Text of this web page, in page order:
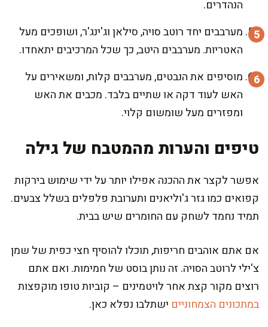
הנהדרים.
מערבבים יחד רוטב סויה, סילאן וג'ינג'ר, ושופכים מעל
האטריות. מערבבים היטב, כך שכל המרכיבים יתאחדו.
מוסיפים את הנבטים, מערבבים קלות, ומשאירים על
האש לעוד דקה או שתיים בלבד. מכבים את האש
ומפזרים מעל שומשום קלוי.
טיפים והערות מהמטבח של גילה
אפשר לקצר את ההכנה אפילו יותר על ידי שימוש בירקות
קפואים כמו גזר ג'וליאנים ותערובת פלפלים בשלל צבעים.
תמיד נחמד לשחק עם החומרים שיש בבית.
אם אתם אוהבים חריפות, תוכלו להוסיף חצי כפית של שמן
צ'ילי לרוטב הסויה. זה נותן בוסט של חמימות. ואם אתם
רוצים מקור קצת אחר לויטמינים – קוביות טופו מוקפצות
במתכונים הצמחוניים ישתלבו נפלא כאן.